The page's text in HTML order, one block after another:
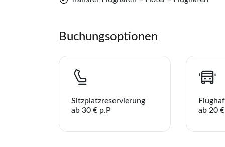
Buchungsoptionen
Sitzplatzreservierung
ab 30 € p.P
ab 20